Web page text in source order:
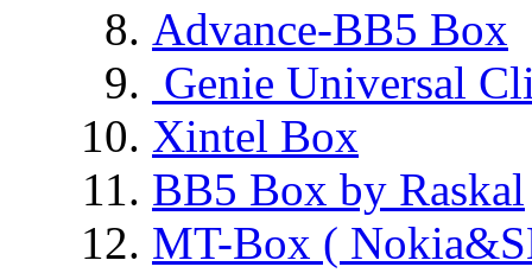
Advance-BB5 Box
Genie Universal
Xintel Box
BB5 Box by Raskal
MT-Box (